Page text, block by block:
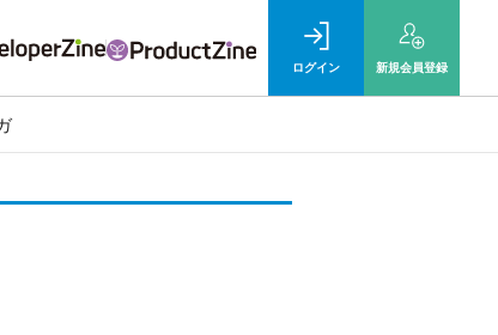
ログイン 新規会員登録